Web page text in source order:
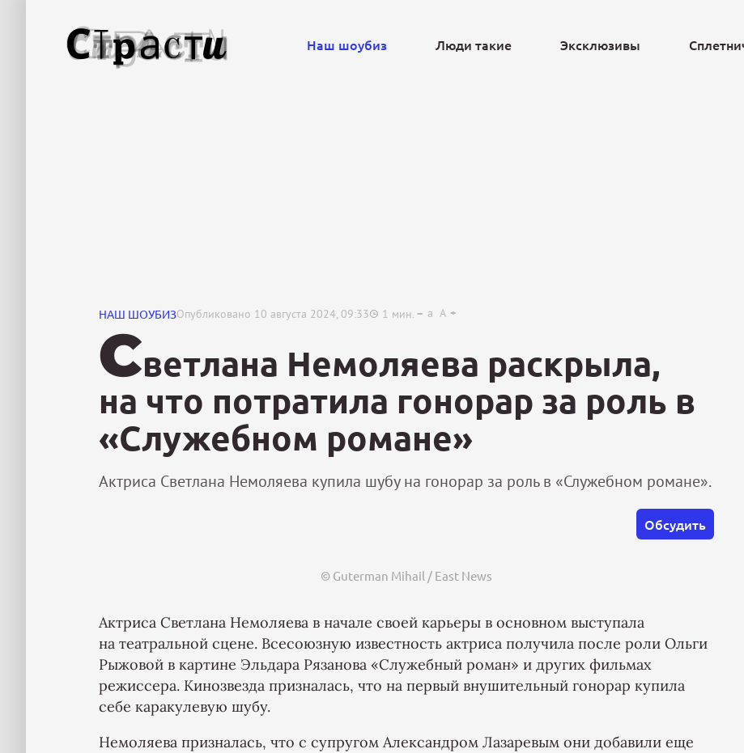
Наш шоубиз Люди такие Эксклюзивы
НАШ ШОУБИЗОпубликовано 10 августа 2024, 09:33 1 мин. a A
Светлана Немоляева раскрыла,
на что потратила гонорар за роль в
«Служебном романе»
Актриса Светлана Немоляева купила шубу на гонорар за роль в «Служебном романе».
Обсудить
© Guterman Mihail / East News
Актриса Светлана Немоляева в начале своей карьеры в основном выступала
на театральной сцене. Всесоюзную известность актриса получила после роли Ольги
Рыжовой в картине Эльдара Рязанова «Служебный роман» и других фильмах
режиссера. Кинозвезда призналась, что на первый внушительный гонорар купила
себе каракулевую шубу.
Немоляева призналась, что с супругом Александром Лазаревым они добавили еще